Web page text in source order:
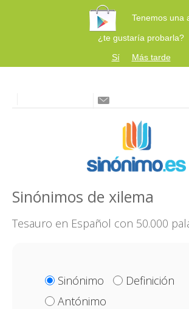
Tenemos una
¿te gustaría probarla?
Sí
Más tarde
Sinónimos de xilema
Tesauro en Español con 50.000
Sinónimo
Definición
Antónimo